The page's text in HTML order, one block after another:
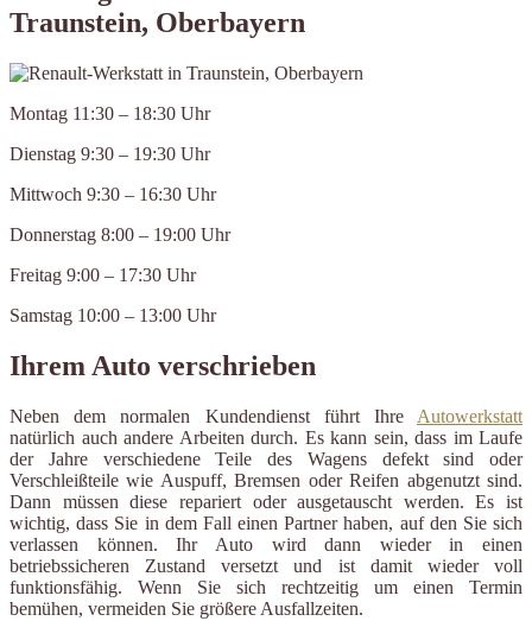
Traunstein, Oberbayern
Montag 11:30 – 18:30 Uhr
Dienstag 9:30 – 19:30 Uhr
Mittwoch 9:30 – 16:30 Uhr
Donnerstag 8:00 – 19:00 Uhr
Freitag 9:00 – 17:30 Uhr
Samstag 10:00 – 13:00 Uhr
Ihrem Auto verschrieben
Neben dem normalen Kundendienst führt Ihre Autowerkstatt
natürlich auch andere Arbeiten durch. Es kann sein, dass im Laufe
der Jahre verschiedene Teile des Wagens defekt sind oder
Verschleißteile wie Auspuff, Bremsen oder Reifen abgenutzt sind.
Dann müssen diese repariert oder ausgetauscht werden. Es ist
wichtig, dass Sie in dem Fall einen Partner haben, auf den Sie sich
verlassen können. Ihr Auto wird dann wieder in einen
betriebssicheren Zustand versetzt und ist damit wieder voll
funktionsfähig. Wenn Sie sich rechtzeitig um einen Termin
bemühen, vermeiden Sie größere Ausfallzeiten.